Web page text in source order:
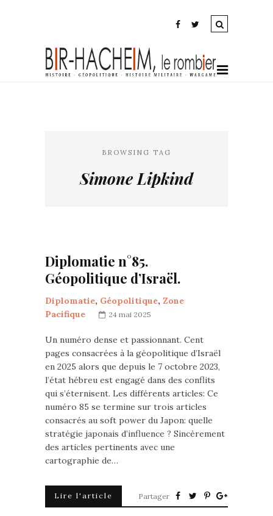
BROWSING TAG
Simone Lipkind
Diplomatie n°85.
Géopolitique d’Israël.
Diplomatie, Géopolitique, Zone
Pacifique
24 mai 2025
Un numéro dense et passionnant. Cent
pages consacrées à la géopolitique d’Israël
en 2025 alors que depuis le 7 octobre 2023,
l’état hébreu est engagé dans des conflits
qui s’éternisent. Les différents articles: Ce
numéro 85 se termine sur trois articles
consacrés au soft power du Japon: quelle
stratégie japonais d’influence ? Sincèrement
des articles pertinents avec une
cartographie de…
Lire l'article Partager